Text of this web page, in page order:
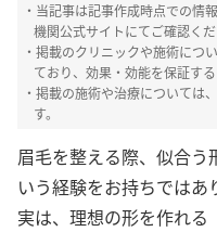
と運営指
の髪や毛
を行って
なお悩み
・当記事は記事作成時点での情
機関公式サイトにてご確認くだ
・掲載のクリニックや施術につ
ており、効果・効能を保証す
・掲載の施術や治療については
す。
眉毛を整える際、似合う
いう経験をお持ちではあ
実は、理想の形を作れる